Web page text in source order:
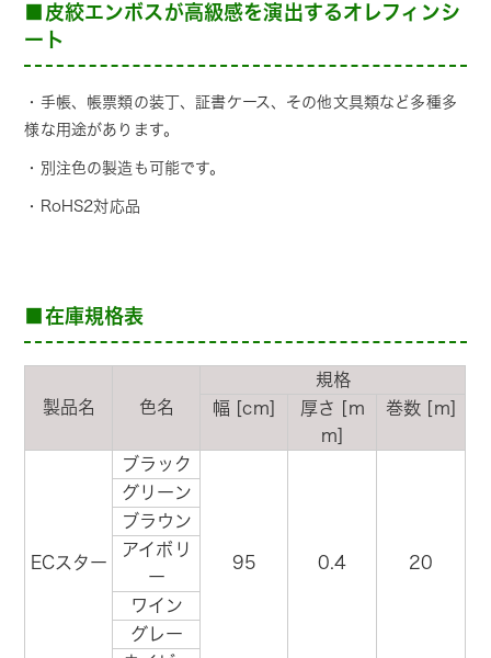
■皮絞エンボスが高級感を演出するオレフィンシ
ート
・手帳、帳票類の装丁、証書ケース、その他文具類など多種多
様な用途があります。
・別注色の製造も可能です。
・RoHS2対応品
■在庫規格表
製品名 色名
規格
幅 [cm]
厚さ [m
m]
巻数 [m]
ECスター
ブラック
95 0.4 20
グリーン
ブラウン
アイボリ
ー
ワイン
グレー